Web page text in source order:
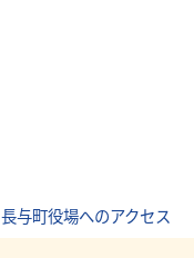
長与町役場へのアクセス